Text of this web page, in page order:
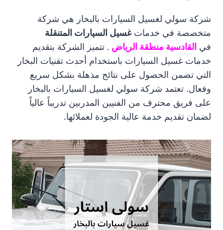
شركة سولي لغسيل السيارات بالبخار هي شركة
متخصصة في خدماتغسيل السيارات المتنقلة
في القادسية منطقة الرياض . تتميز الشركة بتقديم
خدمات غسيل السيارات باستخدام أحدث تقنيات البخار
التي تضمن الحصول على نتائج مذهلة بشكل سريع
وفعال. تعتمد شركة سولي لغسيل السيارات بالبخار
على فريق محترف من الفنيين المدربين تدريباً عالياً
لضمان تقديم خدمة عالية الجودة لعملائها.